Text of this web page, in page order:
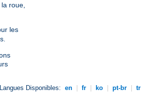
roue,
les
Langues Disponibles: en fr ko pt-br tr